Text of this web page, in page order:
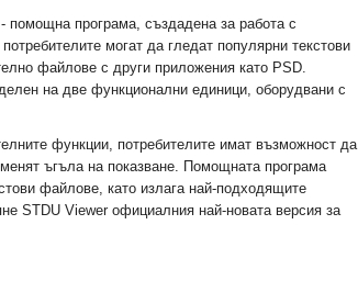
помощна програма, създадена за работа с
могат да гледат популярни текстови
файлове с други приложения като PSD.
на две функционални единици, оборудвани с
функции, потребителите имат възможност да
ъгъла на показване. Помощната програма
файлове, като излага най-подходящите
STDU Viewer официалния най-новата версия за